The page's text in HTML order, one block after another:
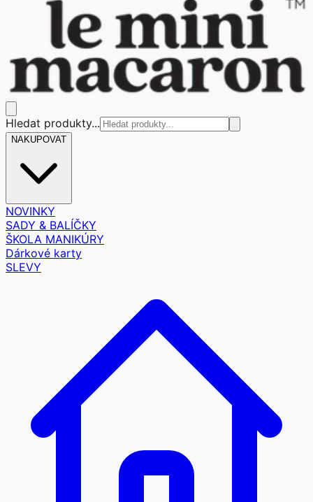
Hledat produkty...
NAKUPOVAT
NOVINKY
SADY & BALÍČKY
ŠKOLA MANIKÚRY
Dárkové karty
SLEVY